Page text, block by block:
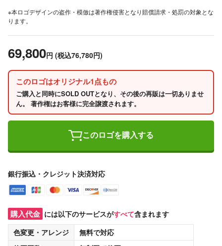
※本ロゴデザインの盗作・模倣は著作権侵害となり賠償請求・処罰の対象とな
ります。
69,800円 (税込76,780円)
このロゴはオリジナル1点もの
ご購入と同時にSOLD OUTとなり、その後の再販は一切ありませ
ん。 著作権はお客様に完全譲渡されます。
このロゴを購入する
銀行振込・クレジット決済対応
購入代金 には以下のサービスがすべて含まれます
色変更・アレンジ
無料で対応